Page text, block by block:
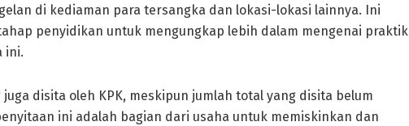
di kediaman para tersangka dan lokasi-lokasi lainnya. Ini
penyidikan untuk mengungkap lebih dalam mengenai praktik
ini.
disita oleh KPK, meskipun jumlah total yang disita belum
ini adalah bagian dari usaha untuk memiskinkan dan